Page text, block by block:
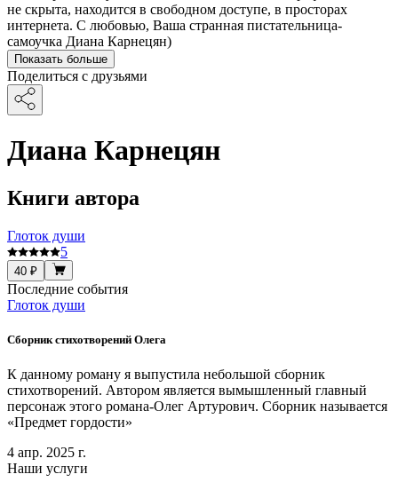
не скрыта, находится в свободном доступе, в просторах
интернета. С любовью, Ваша странная пистательница-
самоучка Диана Карнецян)
Показать больше
Поделиться с друзьями
Диана Карнецян
Книги автора
Глоток души
5
40 ₽
Последние события
Глоток души
Сборник стихотворений Олега
К данному роману я выпустила небольшой сборник
стихотворений. Автором является вымышленный главный
персонаж этого романа-Олег Артурович. Сборник называется
«Предмет гордости»
4 апр. 2025 г.
Наши услуги